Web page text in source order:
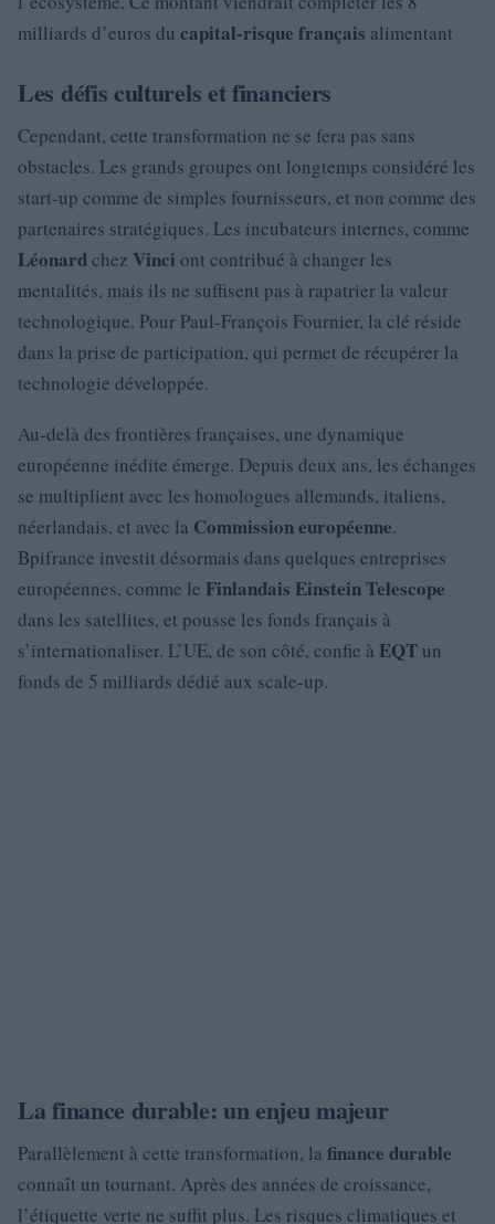
milliards d’euros du capital-risque français alimentant
Les défis culturels et financiers
Cependant, cette transformation ne se fera pas sans
obstacles. Les grands groupes ont longtemps considéré les
start-up comme de simples fournisseurs, et non comme des
partenaires stratégiques. Les incubateurs internes, comme
Léonardchez Vinci ont contribué à changer les
mentalités, mais ils ne suffisent pas à rapatrier la valeur
technologique. Pour Paul-François Fournier, la clé réside
dans la prise de participation, qui permet de récupérer la
technologie développée.
Au-delà des frontières françaises, une dynamique
européenne inédite émerge. Depuis deux ans, les échanges
se multiplient avec les homologues allemands, italiens,
néerlandais, et avec la Commission européenne.
Bpifrance investit désormais dans quelques entreprises
européennes, comme le Finlandais Einstein Telescope
dans les satellites, et pousse les fonds français à
s’internationaliser. L’UE, de son côté, confie à EQT un
fonds de 5 milliards dédié aux scale-up.
La finance durable: un enjeu majeur
Parallèlement à cette transformation, la finance durable
connaît un tournant. Après des années de croissance,
l’étiquette verte ne suffit plus. Les risques climatiques et